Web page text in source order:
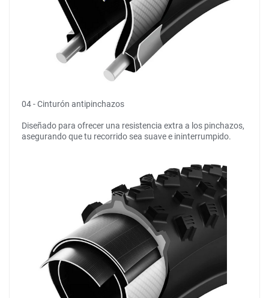
04 - Cinturón antipinchazos
Diseñado para ofrecer una resistencia extra a los pinchazos,
asegurando que tu recorrido sea suave e ininterrumpido.